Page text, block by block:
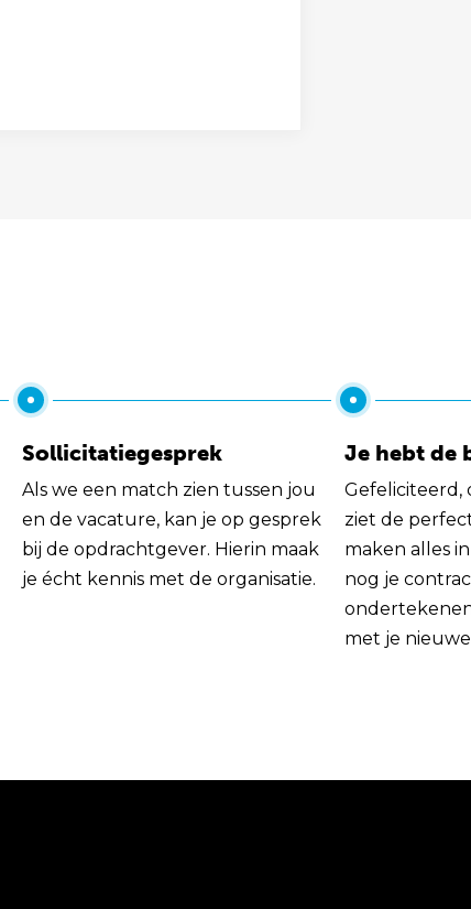
Sollicitatiegesprek
Als we een match zien tussen jou
en de vacature, kan je op gesprek
bij de opdrachtgever. Hierin maak
je écht kennis met de organisatie.
Je hebt de
Gefeliciteerd,
ziet de
maken alles
nog je
met je